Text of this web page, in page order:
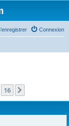
Connexion
16